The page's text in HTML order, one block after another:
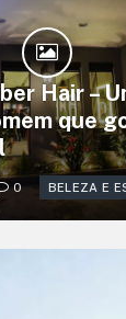
Hair –
que
0 BELEZA E